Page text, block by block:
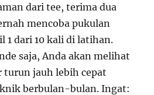
dari tee, terima dua
mencoba pukulan
1 dari 10 kali di latihan.
saja, Anda akan melihat
turun jauh lebih cepat
berbulan-bulan. Ingat: